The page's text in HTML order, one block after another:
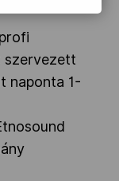
szervezett
naponta 1-